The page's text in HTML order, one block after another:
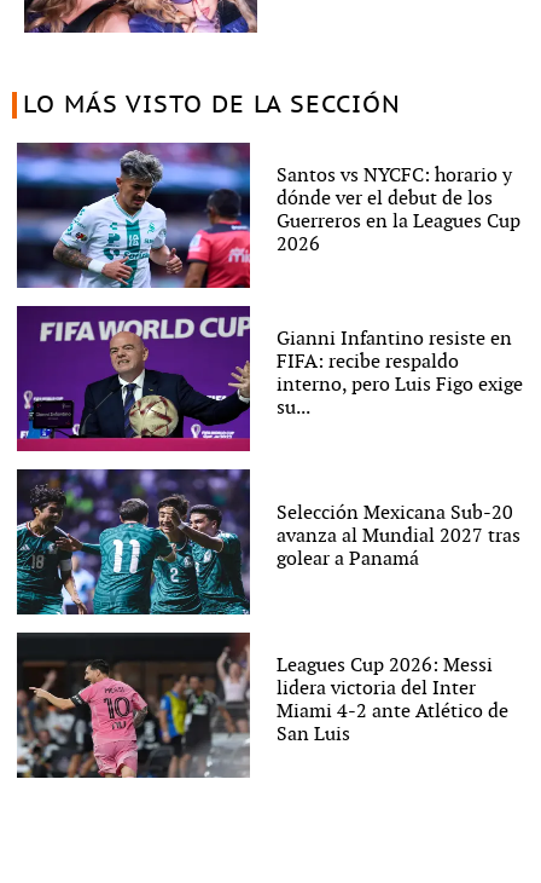
LO MÁS VISTO DE LA SECCIÓN
Santos vs NYCFC: horario y
dónde ver el debut de los
Guerreros en la Leagues Cup
2026
Gianni Infantino resiste en
FIFA: recibe respaldo
interno, pero Luis Figo exige
su...
Selección Mexicana Sub-20
avanza al Mundial 2027 tras
golear a Panamá
Leagues Cup 2026: Messi
lidera victoria del Inter
Miami 4-2 ante Atlético de
San Luis